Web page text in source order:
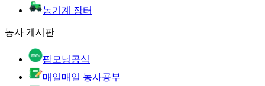
농기계 장터
농사 게시판
팜모닝공식
매일매일 농사공부